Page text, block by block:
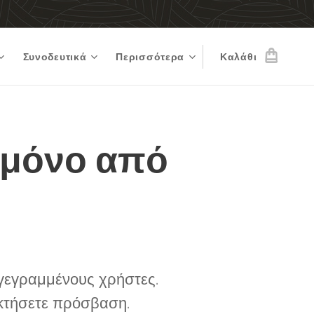
Συνοδευτικά Περισσότερα Καλάθι
μόνο από
χρήστες.
πρόσβαση.